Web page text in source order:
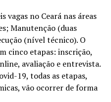
vagas no Ceará nas áreas
Manutenção (duas
(nível técnico). O
cinco etapas: inscrição,
avaliação e entrevista.
19, todas as etapas,
vão ocorrer de forma